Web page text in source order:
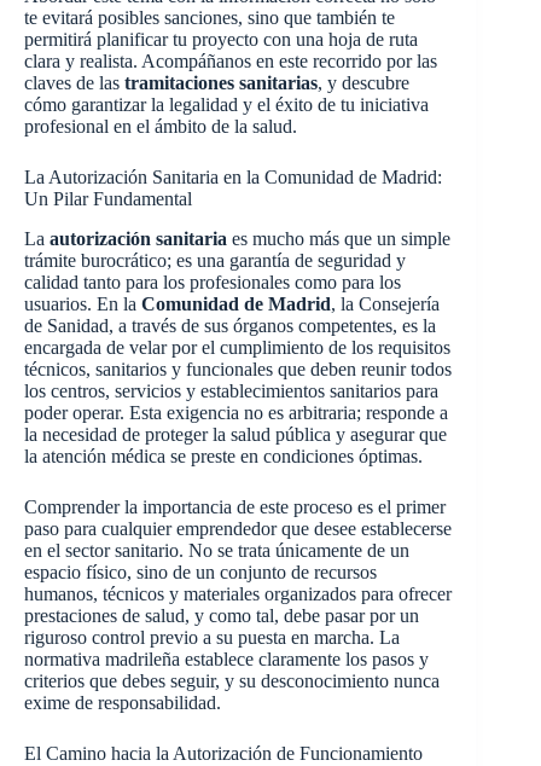
te evitará posibles sanciones, sino que también te
permitirá planificar tu proyecto con una hoja de ruta
clara y realista. Acompáñanos en este recorrido por las
claves de las tramitaciones sanitarias, y descubre
cómo garantizar la legalidad y el éxito de tu iniciativa
profesional en el ámbito de la salud.
La Autorización Sanitaria en la Comunidad de Madrid:
Un Pilar Fundamental
La autorización sanitaria es mucho más que un simple
trámite burocrático; es una garantía de seguridad y
calidad tanto para los profesionales como para los
usuarios. En la Comunidad de Madrid, la Consejería
de Sanidad, a través de sus órganos competentes, es la
encargada de velar por el cumplimiento de los requisitos
técnicos, sanitarios y funcionales que deben reunir todos
los centros, servicios y establecimientos sanitarios para
poder operar. Esta exigencia no es arbitraria; responde a
la necesidad de proteger la salud pública y asegurar que
la atención médica se preste en condiciones óptimas.
Comprender la importancia de este proceso es el primer
paso para cualquier emprendedor que desee establecerse
en el sector sanitario. No se trata únicamente de un
espacio físico, sino de un conjunto de recursos
humanos, técnicos y materiales organizados para ofrecer
prestaciones de salud, y como tal, debe pasar por un
riguroso control previo a su puesta en marcha. La
normativa madrileña establece claramente los pasos y
criterios que debes seguir, y su desconocimiento nunca
exime de responsabilidad.
El Camino hacia la Autorización de Funcionamiento